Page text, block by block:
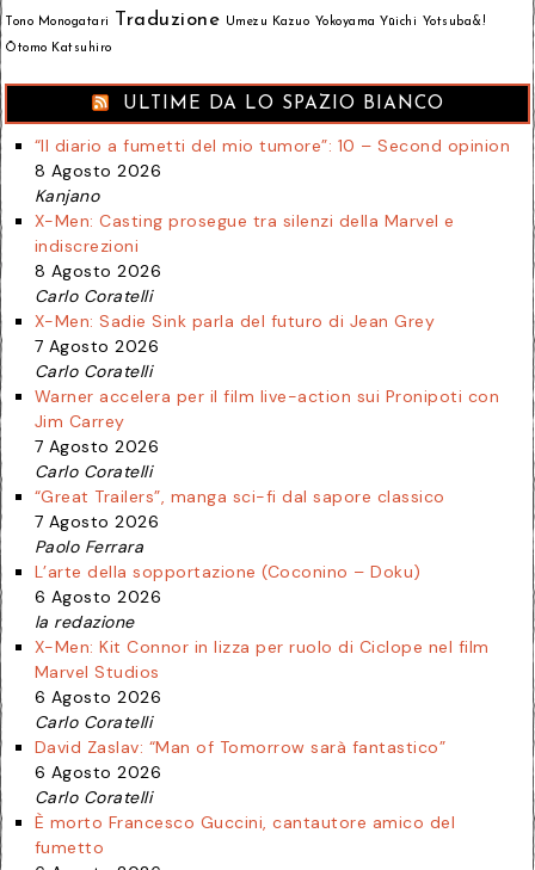
Tono Monogatari Traduzione Umezu Kazuo Yokoyama Yūichi
Yotsuba&!
Ōtomo Katsuhiro
ULTIME DA LO SPAZIO BIANCO
“Il diario a fumetti del mio tumore”: 10 – Second opinion
8 Agosto 2026
Kanjano
X-Men: Casting prosegue tra silenzi della Marvel e
indiscrezioni
8 Agosto 2026
Carlo Coratelli
X-Men: Sadie Sink parla del futuro di Jean Grey
7 Agosto 2026
Carlo Coratelli
Warner accelera per il film live-action sui Pronipoti con
Jim Carrey
7 Agosto 2026
Carlo Coratelli
“Great Trailers”, manga sci-fi dal sapore classico
7 Agosto 2026
Paolo Ferrara
L’arte della sopportazione (Coconino – Doku)
6 Agosto 2026
la redazione
X-Men: Kit Connor in lizza per ruolo di Ciclope nel film
Marvel Studios
6 Agosto 2026
Carlo Coratelli
David Zaslav: “Man of Tomorrow sarà fantastico”
6 Agosto 2026
Carlo Coratelli
È morto Francesco Guccini, cantautore amico del
fumetto